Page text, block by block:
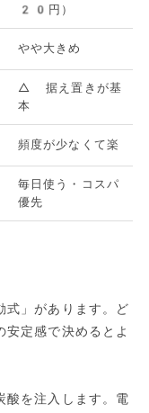
20円）
やや大きめ
△ 据え置きが基
本
頻度が少なくて楽
毎日使う・コスパ
優先
式」があります。ど
安定感で決めるとよ
酸を注入します。電